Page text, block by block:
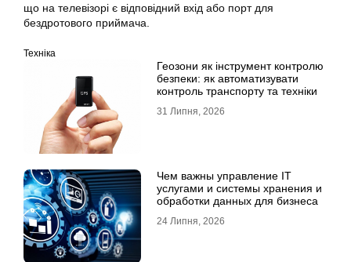
що на телевізорі є відповідний вхід або порт для
бездротового приймача.
Техніка
Геозони як інструмент контролю
безпеки: як автоматизувати
контроль транспорту та техніки
31 Липня, 2026
Чем важны управление IT
услугами и системы хранения и
обработки данных для бизнеса
24 Липня, 2026